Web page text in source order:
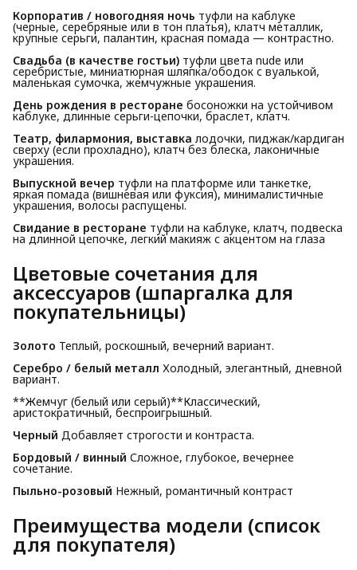
Корпоратив / новогодняя ночь туфли на каблуке
(черные, серебряные или в тон платья), клатч металлик,
крупные серьги, палантин, красная помада — контрастно.
Свадьба (в качестве гостьи) туфли цвета nude или
серебристые, миниатюрная шляпка/ободок с вуалькой,
маленькая сумочка, жемчужные украшения.
День рождения в ресторане босоножки на устойчивом
каблуке, длинные серьги-цепочки, браслет, клатч.
Театр, филармония, выставка лодочки, пиджак/кардиган
сверху (если прохладно), клатч без блеска, лаконичные
украшения.
Выпускной вечер туфли на платформе или танкетке,
яркая помада (вишневая или фуксия), минималистичные
украшения, волосы распущены.
Свидание в ресторане туфли на каблуке, клатч, подвеска
на длинной цепочке, легкий макияж с акцентом на глаза
Цветовые сочетания для
аксессуаров (шпаргалка для
покупательницы)
Золото Теплый, роскошный, вечерний вариант.
Серебро / белый металл Холодный, элегантный, дневной
вариант.
**Жемчуг (белый или серый)**Классический,
аристократичный, беспроигрышный.
Черный Добавляет строгости и контраста.
Бордовый / винный Сложное, глубокое, вечернее
сочетание.
Пыльно-розовый Нежный, романтичный контраст
Преимущества модели (список
для покупателя)